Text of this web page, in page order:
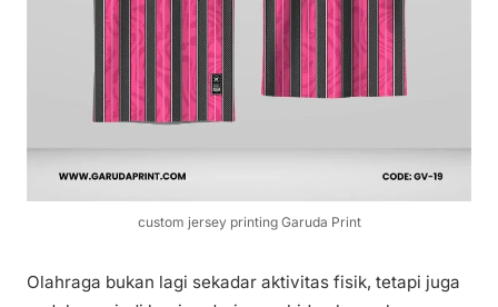
custom jersey printing Garuda Print
Olahraga bukan lagi sekadar aktivitas fisik, tetapi juga